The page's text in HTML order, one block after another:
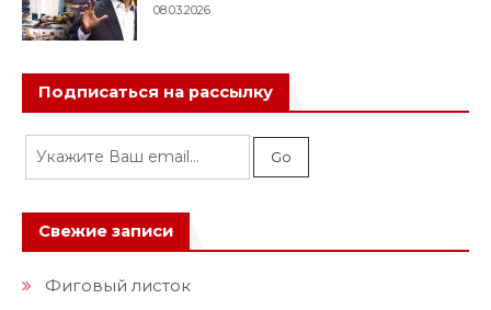
08.03.2026
Подписаться на рассылку
Свежие записи
Фиговый листок